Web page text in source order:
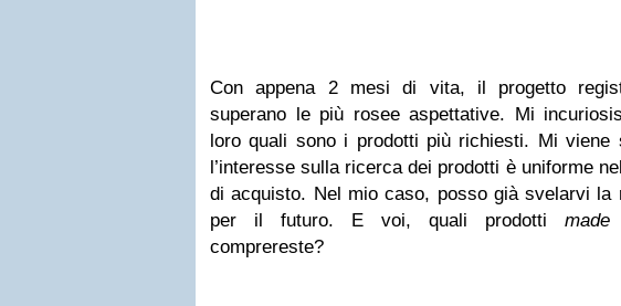
Con appena 2 mesi di vita, il progetto
superano le più rosee aspettative. Mi
loro quali sono i prodotti più richiesti. Mi viene
l’interesse sulla ricerca dei prodotti è uniforme
di acquisto. Nel mio caso, posso già svelarvi la
per il futuro. E voi, quali prodotti
comprereste?